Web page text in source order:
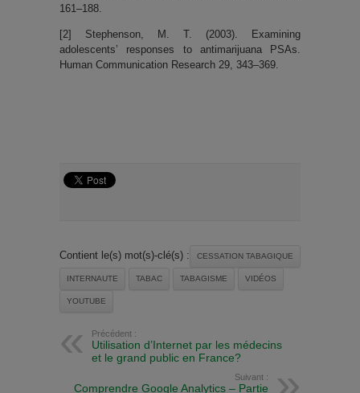
161–188.
[2] Stephenson, M. T. (2003). Examining
adolescents’ responses to antimarijuana PSAs.
Human Communication Research 29, 343–369.
Contient le(s) mot(s)-clé(s) : CESSATION TABAGIQUE
INTERNAUTE TABAC TABAGISME VIDÉOS
YOUTUBE
Précédent :
Utilisation d’Internet par les médecins
et le grand public en France?
Suivant :
Comprendre Google Analytics – Partie